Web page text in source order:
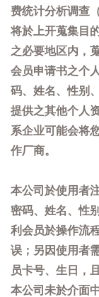
费统计分析调查
将於上开蒐集目
之必要地区内，
会员申请书之个
码、姓名、性别
提供之其他个人
系企业可能会将
作厂商。
本公司於使用者
密码、姓名、性
利会员於操作流
误；另因使用者
员卡号、生日，
本公司未於介面